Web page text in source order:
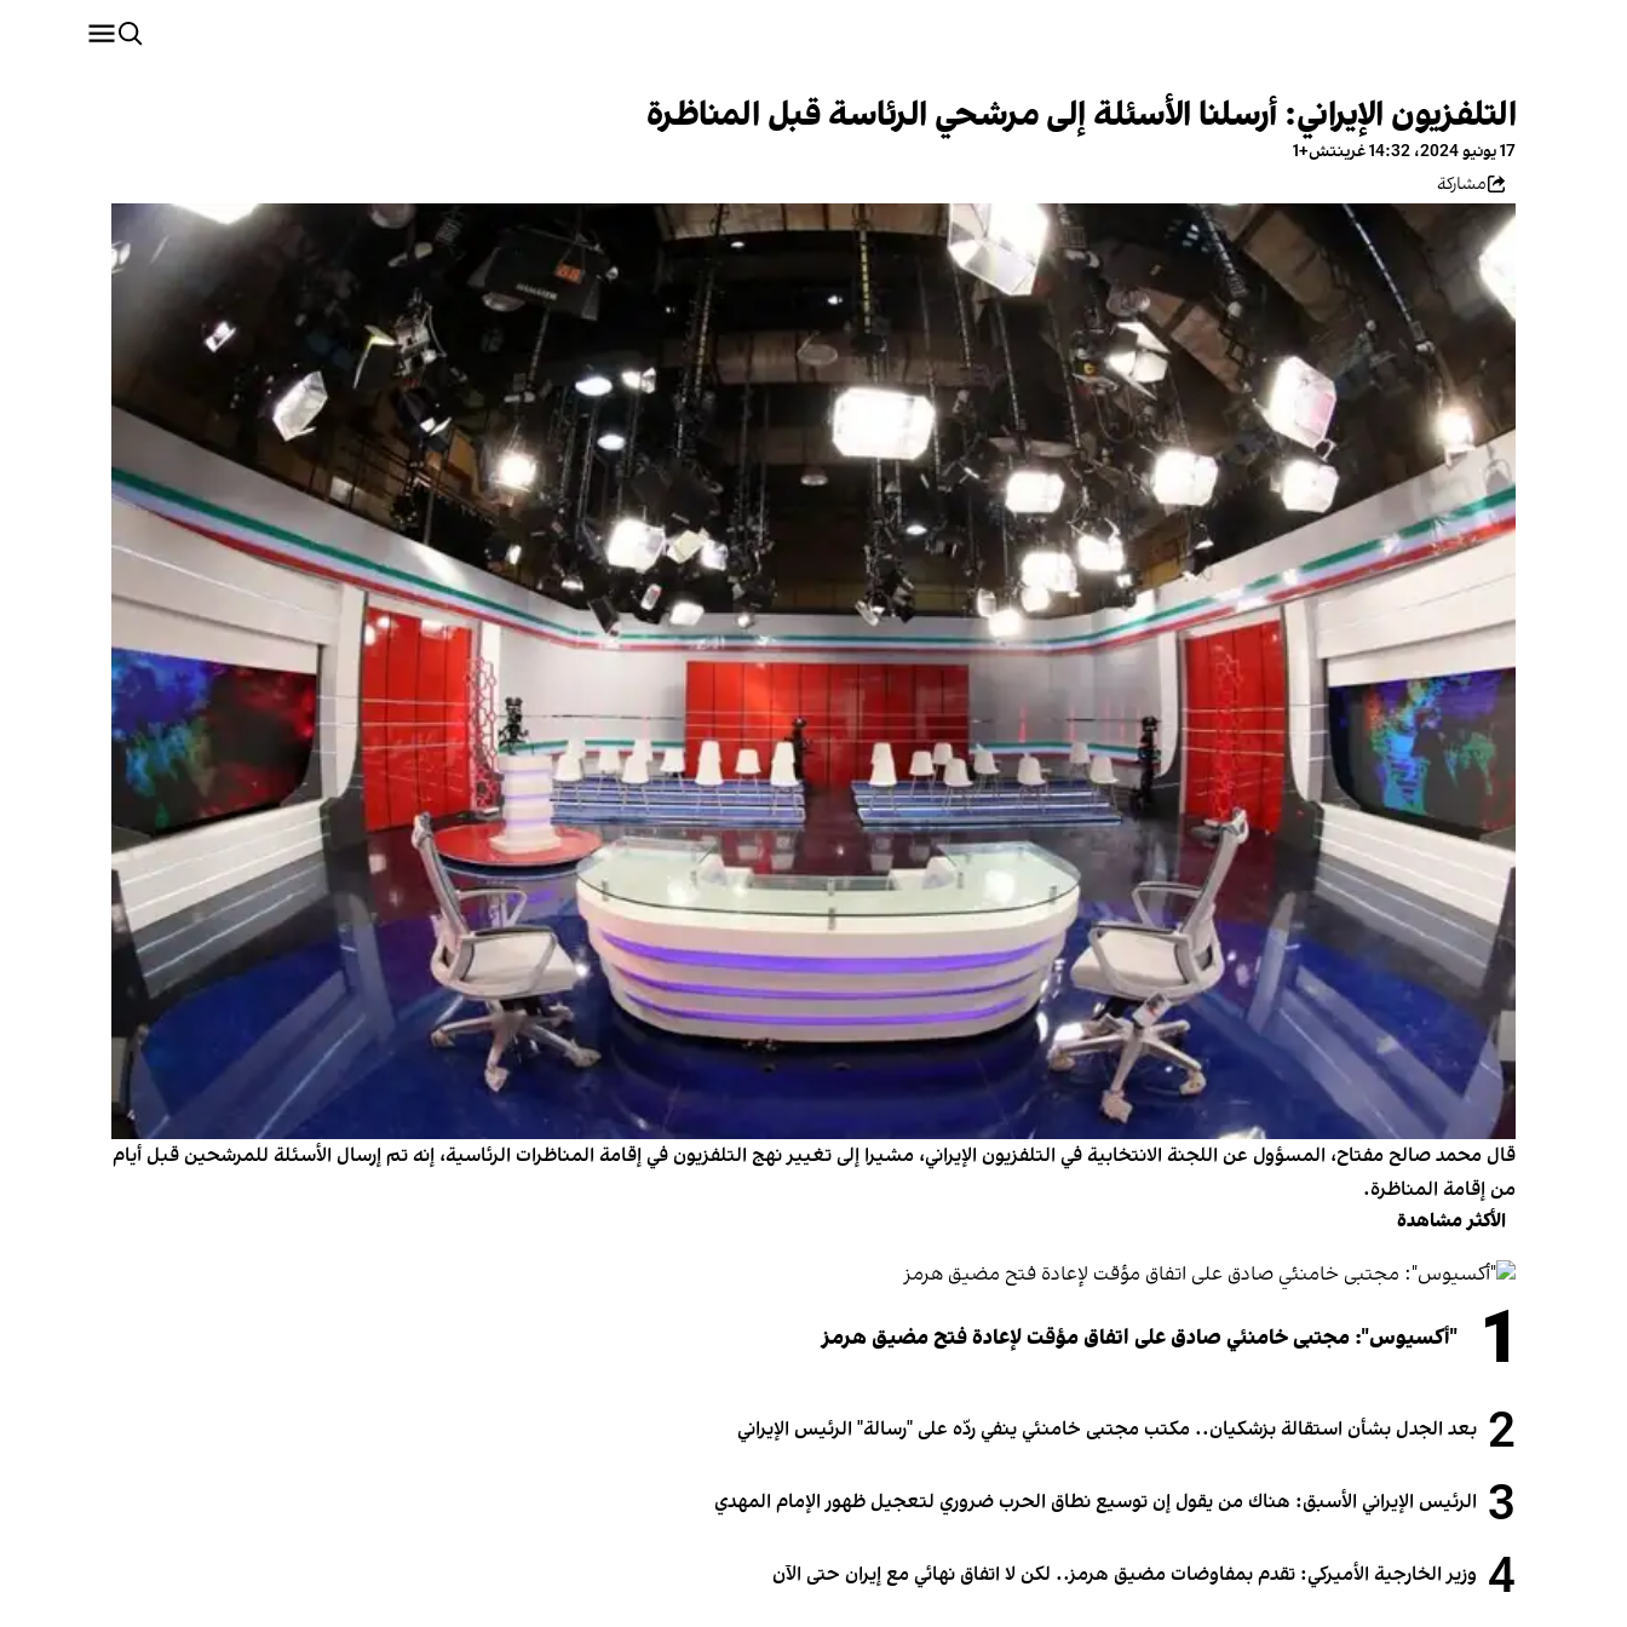
التلفزيون الإيراني: أرسلنا الأسئلة إلى مرشحي الرئاسة قبل المناظرة
17 يونيو 2024، 14:32 غرينتش+1
مشاركة
قال محمد صالح مفتاح، المسؤول عن اللجنة الانتخابية في التلفزيون الإيراني، مشيرا إلى تغيير نهج التلفزيون في إقامة المناظرات الرئاسية، إنه تم إرسال الأسئلة للمرشحين قبل أيام
من إقامة المناظرة.
الأكثر مشاهدة
1 "أكسيوس": مجتبى خامنئي صادق على اتفاق مؤقت لإعادة فتح مضيق هرمز
2 بعد الجدل بشأن استقالة بزشكيان.. مكتب مجتبى خامنئي ينفي ردّه على "رسالة" الرئيس الإيراني
3 الرئيس الإيراني الأسبق: هناك من يقول إن توسيع نطاق الحرب ضروري لتعجيل ظهور الإمام المهدي
4 وزير الخارجية الأميركي: تقدم بمفاوضات مضيق هرمز.. لكن لا اتفاق نهائي مع إيران حتى الآن